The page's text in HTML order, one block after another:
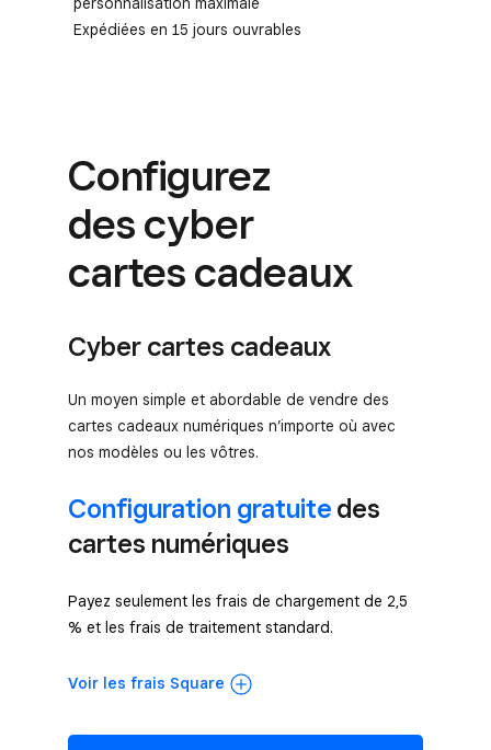
Expédiées en 15 jours ouvrables
Configurez
des cyber
cartes cadeaux
Cyber cartes cadeaux
Un moyen simple et abordable de vendre des
cartes cadeaux numériques n’importe où avec
nos modèles ou les vôtres.
Configuration gratuite des
cartes numériques
Payez seulement les frais de chargement de 2,5
% et les frais de traitement standard.
Voir les frais Square